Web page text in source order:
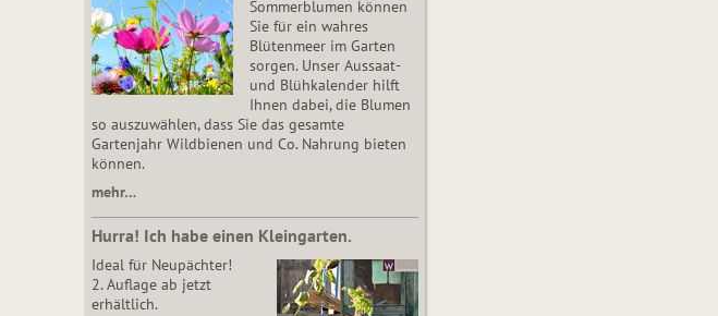
Sommerblumen können
Sie für ein wahres
Blütenmeer im Garten
sorgen. Unser Aussaat-
und Blühkalender hilft
Ihnen dabei, die Blumen
so auszuwählen, dass Sie das gesamte
Gartenjahr Wildbienen und Co. Nahrung bieten
können.
mehr…
Hurra! Ich habe einen Kleingarten.
Ideal für Neupächter!
2. Auflage ab jetzt
erhältlich.